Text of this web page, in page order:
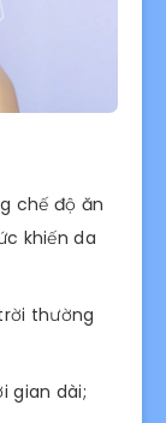
chế độ ăn
khiến da
thường
gian dài;